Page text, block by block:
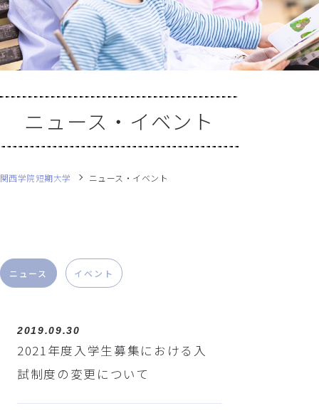
ニュース・イベント
関西学院短期大学 ニュース・イベント
ニュース イベント
2019.09.30
2021年度入学生募集における入
試制度の変更について